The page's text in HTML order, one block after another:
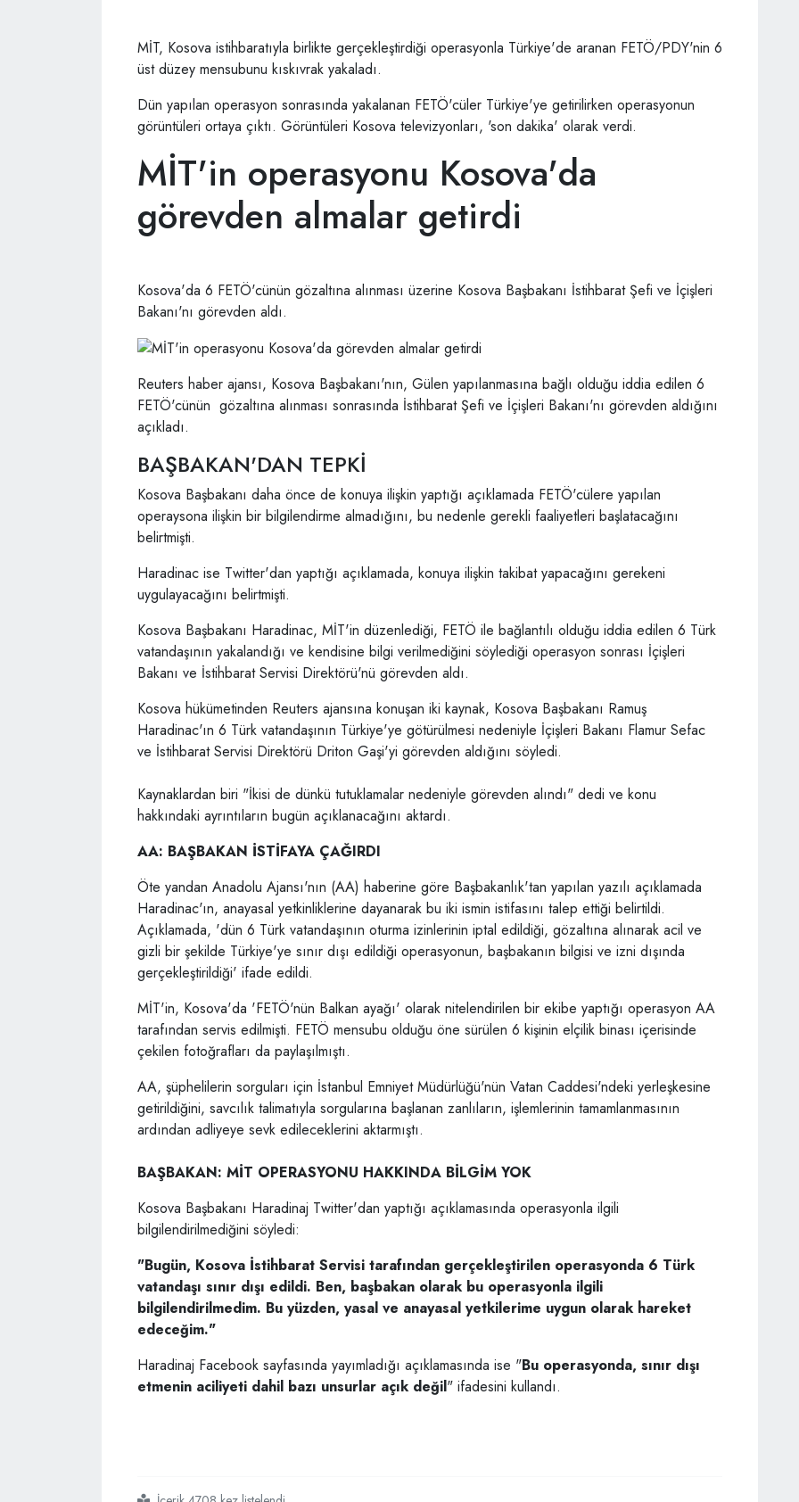
MİT, Kosova istihbaratıyla birlikte gerçekleştirdiği operasyonla Türkiye'de aranan FETÖ/PDY'nin 6
üst düzey mensubunu kıskıvrak yakaladı.
Dün yapılan operasyon sonrasında yakalanan FETÖ'cüler Türkiye'ye getirilirken operasyonun
görüntüleri ortaya çıktı. Görüntüleri Kosova televizyonları, 'son dakika' olarak verdi.
MİT'in operasyonu Kosova'da
görevden almalar getirdi
Kosova'da 6 FETÖ'cünün gözaltına alınması üzerine Kosova Başbakanı İstihbarat Şefi ve İçişleri
Bakanı'nı görevden aldı.
Reuters haber ajansı, Kosova Başbakanı'nın, Gülen yapılanmasına bağlı olduğu iddia edilen 6
FETÖ'cünün gözaltına alınması sonrasında İstihbarat Şefi ve İçişleri Bakanı'nı görevden aldığını
açıkladı.
BAŞBAKAN'DAN TEPKİ
Kosova Başbakanı daha önce de konuya ilişkin yaptığı açıklamada FETÖ'cülere yapılan
operaysona ilişkin bir bilgilendirme almadığını, bu nedenle gerekli faaliyetleri başlatacağını
belirtmişti.
Haradinac ise Twitter'dan yaptığı açıklamada, konuya ilişkin takibat yapacağını gerekeni
uygulayacağını belirtmişti.
Kosova Başbakanı Haradinac, MİT'in düzenlediği, FETÖ ile bağlantılı olduğu iddia edilen 6 Türk
vatandaşının yakalandığı ve kendisine bilgi verilmediğini söylediği operasyon sonrası İçişleri
Bakanı ve İstihbarat Servisi Direktörü'nü görevden aldı.
Kosova hükümetinden Reuters ajansına konuşan iki kaynak, Kosova Başbakanı Ramuş
Haradinac'ın 6 Türk vatandaşının Türkiye'ye götürülmesi nedeniyle İçişleri Bakanı Flamur Sefac
ve İstihbarat Servisi Direktörü Driton Gaşi'yi görevden aldığını söyledi.
Kaynaklardan biri "İkisi de dünkü tutuklamalar nedeniyle görevden alındı" dedi ve konu
hakkındaki ayrıntıların bugün açıklanacağını aktardı.
AA: BAŞBAKAN İSTİFAYA ÇAĞIRDI
Öte yandan Anadolu Ajansı'nın (AA) haberine göre Başbakanlık'tan yapılan yazılı açıklamada
Haradinac'ın, anayasal yetkinliklerine dayanarak bu iki ismin istifasını talep ettiği belirtildi.
Açıklamada, 'dün 6 Türk vatandaşının oturma izinlerinin iptal edildiği, gözaltına alınarak acil ve
gizli bir şekilde Türkiye'ye sınır dışı edildiği operasyonun, başbakanın bilgisi ve izni dışında
gerçekleştirildiği' ifade edildi.
MİT'in, Kosova'da 'FETÖ'nün Balkan ayağı' olarak nitelendirilen bir ekibe yaptığı operasyon AA
tarafından servis edilmişti. FETÖ mensubu olduğu öne sürülen 6 kişinin elçilik binası içerisinde
çekilen fotoğrafları da paylaşılmıştı.
AA, şüphelilerin sorguları için İstanbul Emniyet Müdürlüğü'nün Vatan Caddesi'ndeki yerleşkesine
getirildiğini, savcılık talimatıyla sorgularına başlanan zanlıların, işlemlerinin tamamlanmasının
ardından adliyeye sevk edileceklerini aktarmıştı.
BAŞBAKAN: MİT OPERASYONU HAKKINDA BİLGİM YOK
Kosova Başbakanı Haradinaj Twitter'dan yaptığı açıklamasında operasyonla ilgili
bilgilendirilmediğini söyledi:
"Bugün, Kosova İstihbarat Servisi tarafından gerçekleştirilen operasyonda 6 Türk
vatandaşı sınır dışı edildi. Ben, başbakan olarak bu operasyonla ilgili
bilgilendirilmedim. Bu yüzden, yasal ve anayasal yetkilerime uygun olarak hareket
edeceğim."
Haradinaj Facebook sayfasında yayımladığı açıklamasında ise "Bu operasyonda, sınır dışı
etmenin aciliyeti dahil bazı unsurlar açık değil" ifadesini kullandı.